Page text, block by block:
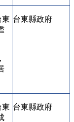
東 台東縣政府
東 台東縣政府